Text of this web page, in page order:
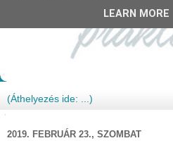
2019. FEBRUÁR 23., SZOMBAT
LEARN MORE